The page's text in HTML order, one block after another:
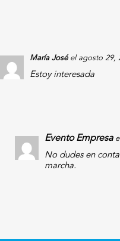
María José el agosto 29,
Estoy interesada
Evento Empresa
No dudes en
marcha.